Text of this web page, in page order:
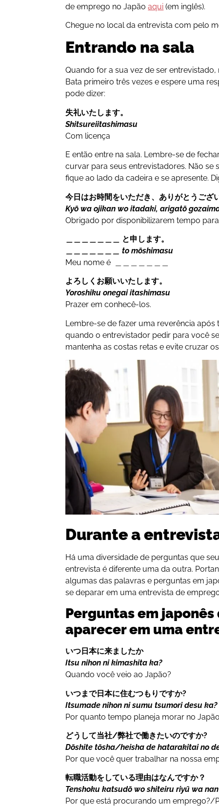
de emprego no Japãoaqui (em inglês).
Chegue no local da entrevista com pelo
Entrando na sala
Quando for a sua vez de ser
Bata primeiro três vezes e espere uma
pode dizer:
失礼いたします。
Shitsureiitashimasu
Com licença
E então entre na sala. Lembre-se de
curvar para seus entrevistadores. Não se
fique ao lado da cadeira e se apresente.
今日はお時間をいただき、ありがとうござ
Kyō wa ojikan wo itadaki, arigatō
Obrigado por disponibilizarem tempo
＿＿＿＿＿＿＿ と申します。
＿＿＿＿＿＿＿ to mōshimasu
Meu nome é
よろしくお願いいたします。
Yoroshiku onegai itashimasu
Prazer em conhecê-los.
Lembre-se de fazer uma reverência após
quando o entrevistador pedir para você
mantenha as costas retas e evite cruzar
Durante a
Há uma diversidade de perguntas que
entrevista é diferente uma da outra.
algumas das palavras e perguntas em
se deparar em uma entrevista de
Perguntas em
aparecer em uma
いつ日本に来ましたか
Itsu nihon ni kimashita ka?
Quando você veio ao Japão?
いつまで日本に住むつもりですか?
Itsumade nihon ni sumu tsumori desu ka?
Por quanto tempo planeja morar no
どうして当社/弊社で働きたいのですか?
Dōshite tōsha/heisha de hatarakitai no
Por que você quer trabalhar na nossa
転職活動をしている理由はなんですか？
Tenshoku katsudō wo shiteiru riyū wa
Por que está procurando um emprego?/